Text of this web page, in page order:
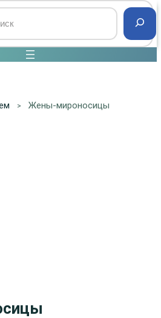
Жены-мироносицы